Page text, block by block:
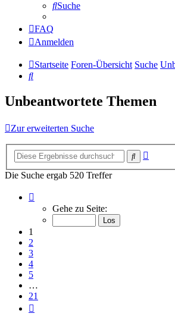
Suche
FAQ
Anmelden
Startseite Foren-Übersicht Suche
Suche
Unbeantwortete Themen
Zur erweiterten Suche
Suche
Die Suche ergab 520 Treffer
von
Gehe zu Seite:
1
2
3
4
5
…
21